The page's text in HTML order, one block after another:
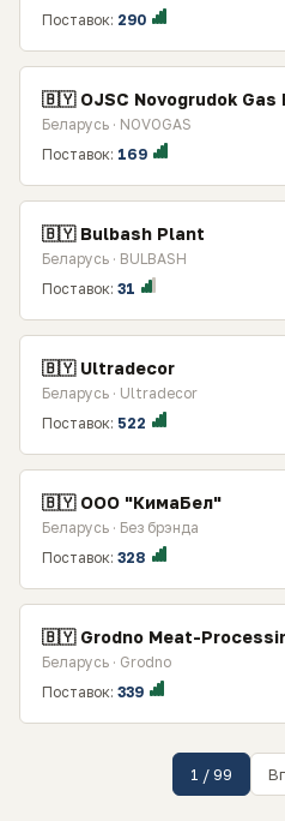
Поставок: 290
🇧🇾 OJSC Novogrudok Gas
Беларусь · NOVOGAS
Поставок: 169
🇧🇾 Bulbash Plant
Беларусь · BULBASH
Поставок: 31
🇧🇾 Ultradecor
Беларусь · Ultradecor
Поставок: 522
🇧🇾 ООО "КимаБел"
Беларусь · Без брэнда
Поставок: 328
🇧🇾 Grodno Meat-
Беларусь · Grodno
Поставок: 339
1 / 99